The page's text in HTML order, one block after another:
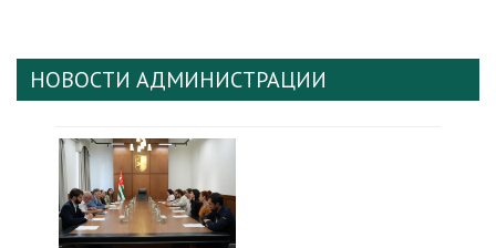
НОВОСТИ АДМИНИСТРАЦИИ